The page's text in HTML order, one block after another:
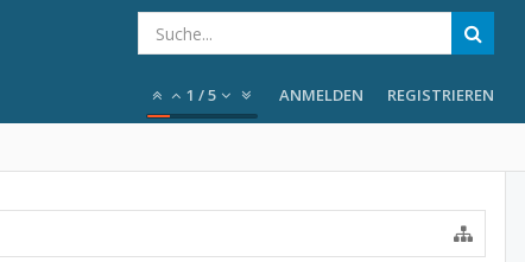
1 /5 ANMELDEN REGISTRIEREN